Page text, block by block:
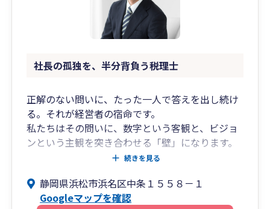
社長の孤独を、半分背負う税理士
正解のない問いに、たった一人で答えを出し続け
る。それが経営者の宿命です。
私たちはその問いに、数字という客観と、ビジョ
ンという主観を突き合わせる「壁」になります。
あなたの決断が、孤独な「点」から、未来を拓く
続きを見る
静岡県浜松市浜名区中条１５５８－１
Googleマップを確認